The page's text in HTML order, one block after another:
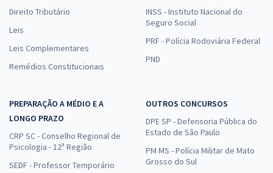
Direito Tributário
Leis
Leis Complementares
Remédios Constitucionais
INSS - Instituto Nacional do
Seguro Social
PRF - Polícia Rodoviária Federal
PND
PREPARAÇÃO A MÉDIO E A
LONGO PRAZO
CRP SC - Conselho Regional de
Psicologia - 12ª Região
SEDF - Professor Temporário
OUTROS CONCURSOS
DPE SP - Defensoria Pública do
Estado de São Paulo
PM MS - Polícia Militar de Mato
Grosso do Sul